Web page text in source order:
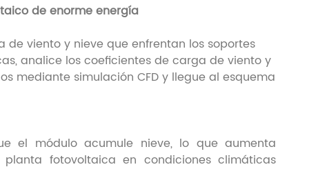
de enorme energía
viento y nieve que enfrentan los soportes
analice los coeficientes de carga de viento y
mediante simulación CFD y llegue al esquema
el módulo acumule nieve, lo que aumenta
fotovoltaica en condiciones climáticas